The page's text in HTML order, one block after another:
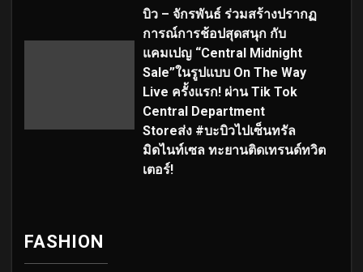
บิว – จักรพันธ์ ร่วมสร้างปรากฏ
การณ์การช้อปสุดสนุก กับ
แคมเปญ “Central Midnight
Sale”ในรูปแบบ On The Way
Live ครั้งแรก! ผ่าน Tik Tok
Central Department
Storeส่ง #บะบิวไปเซ็นทรัล
มิดไนท์เซล ทะยานติดเทรนด์ทวิต
เตอร์!
FASHION